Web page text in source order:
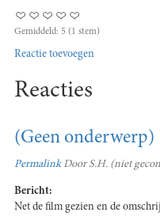
Gemiddeld: 5 (1 stem)
Reactie toevoegen
Reacties
(Geen onderwerp)
PermalinkDoorS.H. (niet
Bericht:
Net de film gezien en de